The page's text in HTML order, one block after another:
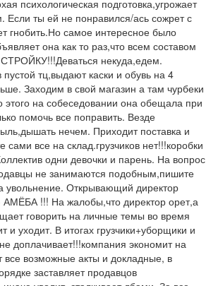
психологическая подготовка,угрожает
Если ты ей не понравился/ась сожрет с
гнобить.Но самое интересное было
она как то раз,что всем составом
некуда,едем.
тц,выдают каски и обувь на 4
Заходим в свой магазин а там чурбеки
этого на собеседовании она обещала при
помочь все поправить. Везде
нечем. Приходит поставка и
сами все на склад.грузчиков нет!!!коробки
одни девочки и парень. На вопрос
не занимаются подобным,пишите
увольнение. Открывающий директор
!!! На жалобы,что директор орет,а
говорить на личные темы во время
и уходит. В итогах грузчики+уборщики и
доплачивает!!!компания экономит на
возможные акты и докладные, в
заставляет продавцов